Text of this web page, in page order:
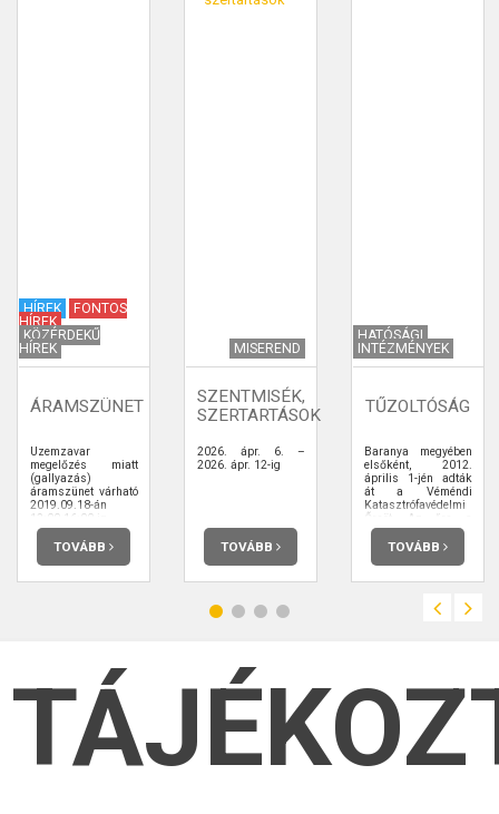
HÍREK
FONTOS
HÍREK
KÖZÉRDEKŰ
HÍREK
ÁRAMSZÜNET
Üzemzavar
megelőzés miatt
(gallyazás)
áramszünet várható
2019.09.18-án
12:00-16:00-ig.
TOVÁBB
MISEREND
SZENTMISÉK,
SZERTARTÁSOK
2026. ápr. 6. –
2026. ápr. 12-ig
TOVÁBB
HATÓSÁGI
INTÉZMÉNYEK
TŰZOLTÓSÁG
Baranya megyében
elsőként, 2012.
április 1-jén adták
át a Véméndi
Katasztrófavédelmi
Őrsöt. Az őrs a
Mohácsi
Katasztrófavédelmi
Kirendeltség
működik.
TOVÁBB